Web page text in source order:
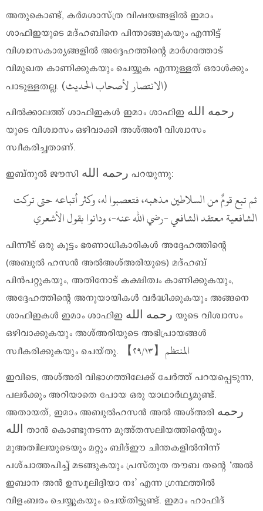
അതുകൊണ്ട്, കർമശാസ്ത്ര വിഷയങ്ങളിൽ ഇമാം
ശാഫിഇയുടെ മദ്ഹബിനെ പിന്താങ്ങുകയും എന്നിട്ട്
വിശ്വാസകാര്യങ്ങളിൽ അദ്ദേഹത്തിന്റെ മാർഗത്തോട്
വിമുഖത കാണിക്കുകയും ചെയ്യുക എന്നുള്ളത് ഒരാൾക്കും
പാടുള്ളതല്ല.
(الانتصار لأصحاب الحديث)
പിൽക്കാലത്ത് ശാഫിഇകൾ ഇമാം ശാഫിഇ رحمه الله
യുടെ വിശ്വാസം ഒഴിവാക്കി അശ്അരീ വിശ്വാസം
സ്വീകരിച്ചതാണ്.
ഇബ്നുൽ ജൗസി رحمه الله പറയുന്നു:
ثم تبع قومٌ من السلاطين مذهبه، فتعصبوا له، وكثر أتباعه حتى تركت
الشافعية معتقد الشافعي -رضي الله عنه-، ودانوا بقول الأشعري
പിന്നീട് ഒരു കൂട്ടം ഭരണാധികാരികൾ അദ്ദേഹത്തിന്റെ
(അബുൽ ഹസൻ അൽഅശ്അരിയുടെ) മദ്ഹബ്
പിൻപറ്റുകയും, അതിനോട് കക്ഷിത്വം കാണിക്കുകയും,
അദ്ദേഹത്തിന്റെ അനുയായികൾ വർദ്ധിക്കുകയും അങ്ങനെ
ശാഫിഇകൾ ഇമാം ശാഫിഇ رحمه الله യുടെ വിശ്വാസം
ഒഴിവാക്കുകയും അശ്അരിയുടെ അഭിപ്രായങ്ങൾ
സ്വീകരിക്കുകയും ചെയ്തു.
المنتظم【٢٩/١٣】
ഇവിടെ, അശ്അരി വിഭാഗത്തിലേക്ക് ചേര്‍ത്ത് പറയപ്പെടുന്ന,
പലര്‍ക്കും അറിയാതെ പോയ ഒരു യാഥാര്‍ഥ്യമുണ്ട്.
അതായത്, ഇമാം അബുല്‍ഹസന്‍ അല്‍ അശ്അരി رحمه
الله താന്‍ കൊണ്ടുനടന്ന മുഅ്തസലിയത്തിന്റെയും
മുഅത്വിലയുടെയും മറ്റും ബിദ്ഈ ചിന്തകളില്‍നിന്ന്
പശ്ചാത്തപിച്ച് മടങ്ങുകയും പ്രസ്തുത തൗബ തന്റെ ‘അല്‍
ഇബാന അന്‍ ഉസ്വൂലിദ്ദിയാ നഃ’ എന്ന ഗ്രന്ഥത്തില്‍
വിളംബരം ചെയ്യുകയും ചെയ്തിട്ടുണ്ട്. ഇമാം ഹാഫിദ്